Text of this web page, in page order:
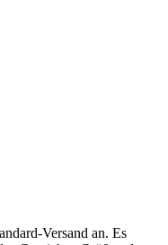
Versand an. Es